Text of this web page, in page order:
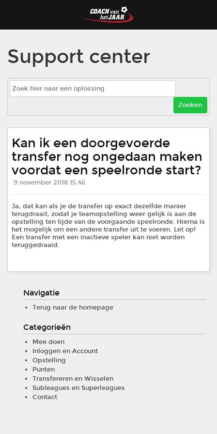
NIEUW
Support center
Kan ik een doorgevoerde
transfer nog ongedaan maken
voordat een speelronde start?
9 november 2018 15:46
Ja, dat kan als je de transfer op exact dezelfde manier
terugdraait, zodat je teamopstelling weer gelijk is aan de
opstelling ten tijde van de voorgaande speelronde. Hierna is
het mogelijk om een andere transfer uit te voeren. Let op!
Een transfer met een inactieve speler kan niet worden
teruggedraaid.
Navigatie
Terug naar de homepage
Categorieën
Mee doen
Inloggen en Account
Opstelling
Punten
Transfereren en Wisselen
Subleagues en Superleagues
Contact